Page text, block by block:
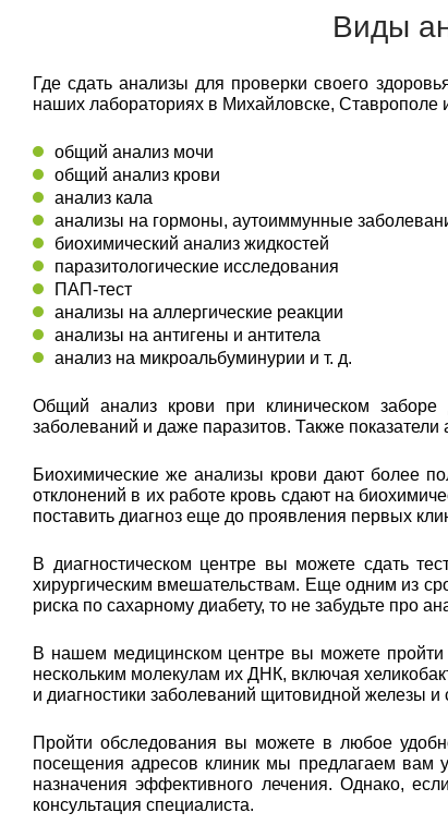
Виды
Где сдать анализы для проверки своего
наших лабораториях в Михайловске, Ставрополе
общий анализ мочи
общий анализ крови
анализ кала
анализы на гормоны, аутоиммунные
биохимический анализ жидкостей
паразитологические исследования
ПАП-тест
анализы на аллергические реакции
анализы на антигены и антитела
анализ на микроальбуминурии и т. д.
Общий анализ крови при клиническом заборе
заболеваний и даже паразитов. Также
Биохимические же анализы крови дают более
отклонений в их работе кровь сдают на
поставить диагноз еще до проявления первых
В диагностическом центре вы можете сдать
хирургическим вмешательствам. Еще одним из
риска по сахарному диабету, то не забудьте про
В нашем медицинском центре вы можете пройти
нескольким молекулам их ДНК, включая
и диагностики заболеваний щитовидной железы и
Пройти обследования вы можете в любое
посещения адресов клиник мы предлагаем вам
назначения эффективного лечения. Однако,
консультация специалиста.